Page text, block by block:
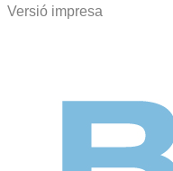
Versió impresa